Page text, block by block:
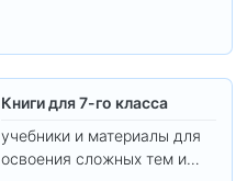
Книги для 7-го класса
учебники и материалы для
освоения сложных тем и